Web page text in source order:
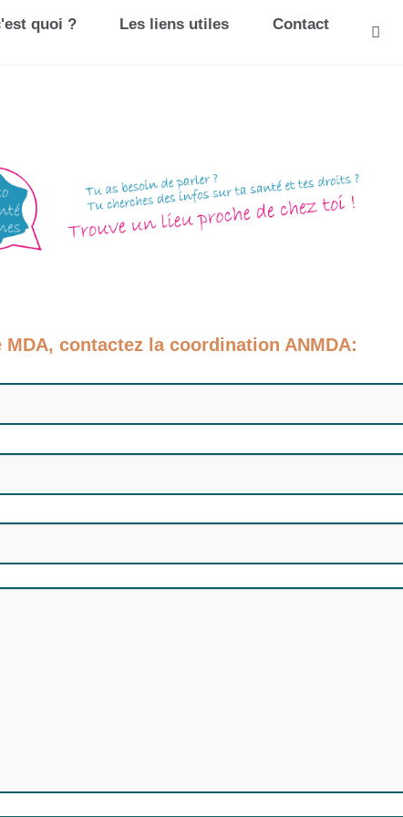
quoi ? Les liens utiles Contact
contactez la coordination ANMDA: